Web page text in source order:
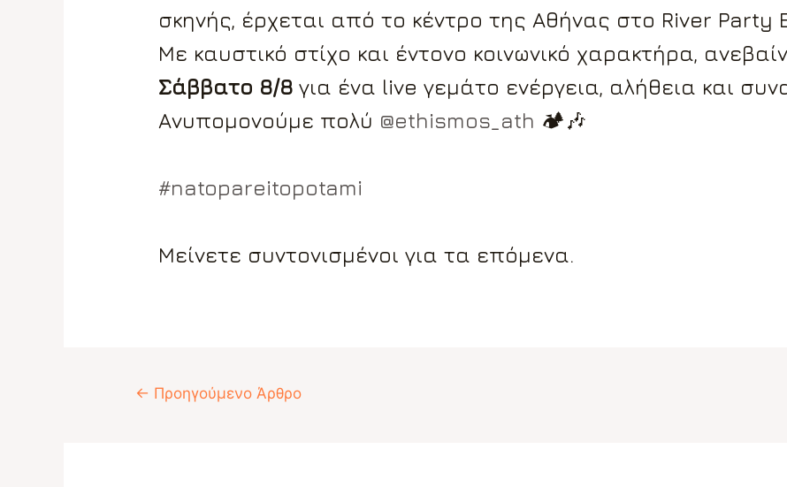
σκηνής, έρχεται από το κέντρο της Αθήνας στο River Party
Με καυστικό στίχο και έντονο κοινωνικό χαρακτήρα,
Σάββατο 8/8για ένα live γεμάτο ενέργεια, αλήθεια και
Ανυπομονούμε πολύ @ethismos_ath 🏕️🎶
#natopareitopotami
Μείνετε συντονισμένοι για τα επόμενα.
Πλοήγηση
← Προηγούμενο Άρθρο